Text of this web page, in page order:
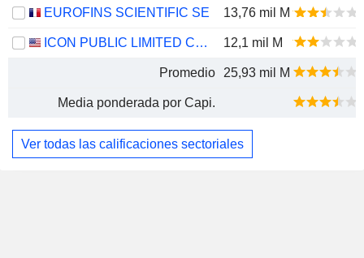
EUROFINS SCIENTIFIC SE 13,76 mil M
ICON PUBLIC LIMITED COMPANY 12,1 mil M
Promedio 25,93 mil M
Media ponderada por Capi.
Ver todas las calificaciones sectoriales